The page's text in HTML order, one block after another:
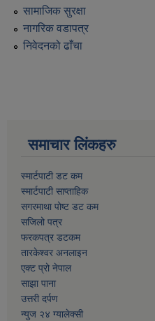
सामाजिक सुरक्षा
नागरिक वडापत्र
निवेदनको ढाँचा
समाचार लिंकहरु
स्मार्टपाटी डट कम
स्मार्टपाटी साप्ताहिक
सगरमाथा पोष्ट डट कम
सजिलो पत्र
फरकपत्र डटकम
तारकेश्वर अनलाइन
एक्ट प्रो नेपाल
साझा पाना
उत्तरी दर्पण
न्युज २४ ग्यालेक्सी